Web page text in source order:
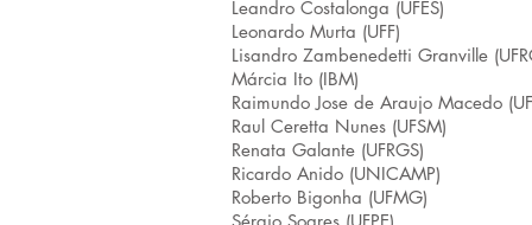
Leandro Costalonga (UFES)
Leonardo Murta (UFF)
Lisandro Zambenedetti Granville
Márcia Ito (IBM)
Raimundo Jose de Araujo Macedo
Raul Ceretta Nunes (UFSM)
Renata Galante (UFRGS)
Ricardo Anido (UNICAMP)
Roberto Bigonha (UFMG)